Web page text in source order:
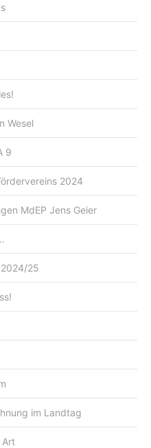
Wesel
9
2024
MdEP Jens Geier
25
im Landtag
Art